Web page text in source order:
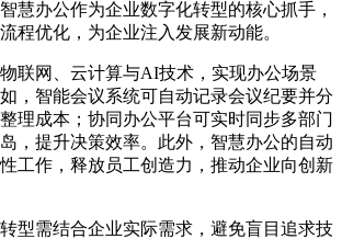
慧办公作为企业数字化转型的核心抓手，
程优化，为企业注入发展新动能。
网、云计算与AI技术，实现办公场景
，智能会议系统可自动记录会议纪要并分
理成本；协同办公平台可实时同步多部门
，提升决策效率。此外，智慧办公的自动
工作，释放员工创造力，推动企业向创新
需结合企业实际需求，避免盲目追求技